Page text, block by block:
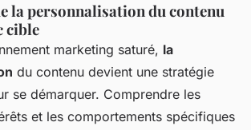
la personnalisation du contenu
cible
marketing saturé, la
du contenu devient une stratégie
se démarquer. Comprendre les
et les comportements spécifiques